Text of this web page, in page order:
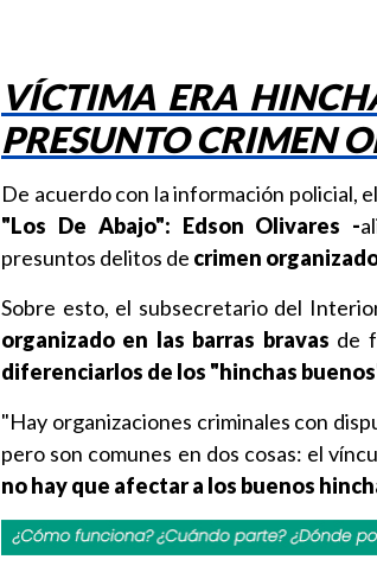
VÍCTIMA ERA
PRESUNTO CRIMEN
De acuerdo con la información policial,
"Los De Abajo": Edson Olivares -
presuntos delitos de crimen
Sobre esto, el subsecretario del
organizado en las barras bravas de
diferenciarlos de los "hinchas
"Hay organizaciones criminales con
pero son comunes en dos cosas: el
no hay que afectar a los buenos